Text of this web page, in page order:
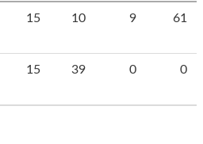
15 10 9 61
15 39 0 0